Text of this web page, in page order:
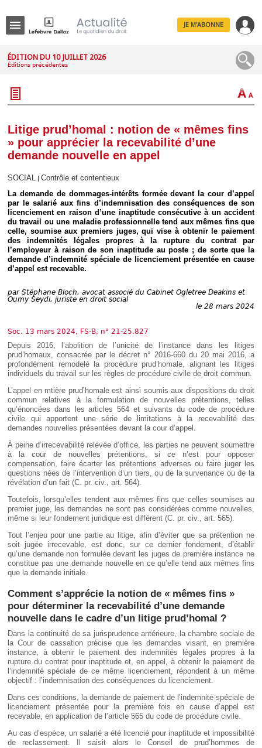
JE M'ABONNE
ÉDITION DU 10 JUILLET 2026
Éditions précédentes
Litige prud’homal : notion de « mêmes fins
» pour apprécier la recevabilité d’une
demande nouvelle en appel
SOCIAL
Contrôle et contentieux
La demande de dommages-intérêts formée devant la cour d’appel
par le salarié aux fins d’indemnisation des conséquences de son
licenciement en raison d’une inaptitude consécutive à un accident
du travail ou une maladie professionnelle tend aux mêmes fins que
celle, soumise aux premiers juges, qui vise à obtenir le paiement
des indemnités légales propres à la rupture du contrat par
l’employeur à raison de son inaptitude au poste ; de sorte que la
demande d’indemnité spéciale de licenciement présentée en cause
d’appel est recevable.
par Stéphane Bloch, avocat associé du Cabinet Ogletree Deakins et
Oumy Seydi, juriste en droit social
le 28 mars 2024
Soc. 13 mars 2024, FS-B, n° 21-25.827
Depuis 2016, l’abolition de l’unicité de l’instance dans les litiges
prud’homaux, consacrée par le décret n° 2016-660 du 20 mai 2016, a
profondément remodelé la procédure prud’homale, alignant les litiges
individuels du travail sur les règles de procédure civile de droit commun.
L’appel en mtière prud’homale est ainsi soumis aux dispositions du droit
commun relatives à la formulation de nouvelles prétentions, telles
qu’énoncées dans les articles 564 et suivants du code de procédure
civile qui apportent une série de limitations à la recevabilité des
demandes nouvelles présentées devant la cour d’appel.
À peine d’irrecevabilité relevée d’office, les parties ne peuvent soumettre
à la cour de nouvelles prétentions, si ce n’est pour opposer
compensation, faire écarter les prétentions adverses ou faire juger les
questions nées de l’intervention d’un tiers, ou de la survenance ou de la
révélation d’un fait (C. pr. civ., art. 564).
Toutefois, lorsqu’elles tendent aux mêmes fins que celles soumises au
premier juge, les demandes ne sont pas considérées comme nouvelles,
même si leur fondement juridique est différent (C. pr. civ., art. 565).
Tout l’enjeu pour une partie au litige, afin d’éviter que sa prétention ne
soit jugée irrecevable, est donc, sur ce dernier fondement, d’établir
qu’une demande non formulée devant les juges de première instance ne
constitue pas une demande nouvelle en ce qu’elle tend aux mêmes fins
que la demande initiale.
Comment s’apprécie la notion de « mêmes fins »
pour déterminer la recevabilité d’une demande
nouvelle dans le cadre d’un litige prud’homal ?
Dans la continuité de sa jurisprudence antérieure, la chambre sociale de
la Cour de cassation précise que les demandes visant, en première
instance, à obtenir le paiement des indemnités légales propres à la
rupture du contrat pour inaptitude et, en appel, à obtenir le paiement de
l’indemnité spéciale de ce même licenciement, répondent à un même
objectif : l’indemnisation des conséquences du licenciement.
Dans ces conditions, la demande de paiement de l’indemnité spéciale de
licenciement présentée pour la première fois en cause d’appel est
recevable, en application de l’article 565 du code de procédure civile.
Au cas d’espèce, un salarié a été licencié pour inaptitude et impossibilité
de reclassement. Il saisit alors le Conseil de prud’hommes de